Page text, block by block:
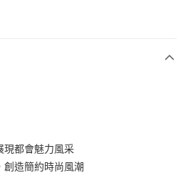
華泰商業銀行
遠東國際商業銀行
兆豐國際商業銀行
華泰商業銀行
現都會魅力風采
造簡約時尚風潮